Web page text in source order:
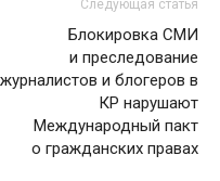
Следующая статья
Блокировка СМИ
и преследование
журналистов и блогеров в
КР нарушают
Международный пакт
о гражданских правах